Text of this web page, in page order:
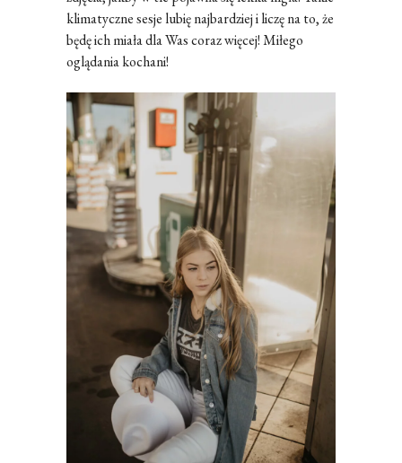
klimatyczne sesje lubię najbardziej i liczę na to, że
będę ich miała dla Was coraz więcej! Miłego
oglądania kochani!